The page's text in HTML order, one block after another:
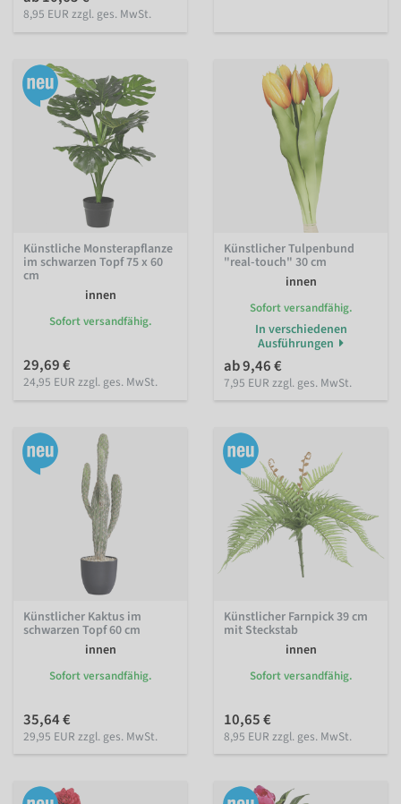
8,95 EUR zzgl. ges. MwSt.
Künstliche Monsterapflanze
im schwarzen Topf 75 x 60
cm
innen
Sofort versandfähig.
29,69 €
24,95 EUR zzgl. ges. MwSt.
Künstlicher Tulpenbund
"real-touch" 30 cm
innen
Sofort versandfähig.
In verschiedenen
Ausführungen
ab 9,46 €
7,95 EUR zzgl. ges. MwSt.
Künstlicher Kaktus im
schwarzen Topf 60 cm
innen
Sofort versandfähig.
35,64 €
29,95 EUR zzgl. ges. MwSt.
Künstlicher Farnpick 39 cm
mit Steckstab
innen
Sofort versandfähig.
10,65 €
8,95 EUR zzgl. ges. MwSt.